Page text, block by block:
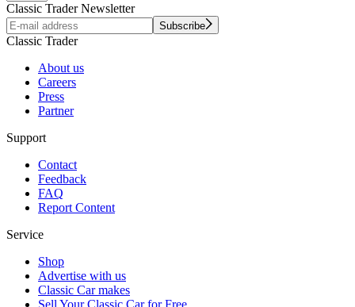
Classic Trader Newsletter
Subscribe
Classic Trader
About us
Careers
Press
Partner
Support
Contact
Feedback
FAQ
Report Content
Service
Shop
Advertise with us
Classic Car makes
Sell Your Classic Car for Free